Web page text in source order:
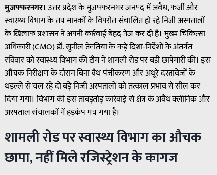
मुजफ्फरनगर।उत्तर प्रदेश के मुजफ्फरनगर जनपद में अवैध, फर्जी और
स्वास्थ्य विभाग के तय मानकों के विपरीत संचालित हो रहे निजी अस्पतालों
के खिलाफ प्रशासन ने अपनी कार्रवाई बेहद तेज कर दी है। मुख्य चिकित्सा
अधिकारी (CMO) डॉ. सुनील तेवतिया के कड़े दिशा-निर्देशों के अंतर्गत
रविवार को स्वास्थ्य विभाग की टीम ने शामली रोड पर बड़ी छापेमारी की। इस
औचक निरीक्षण के दौरान बिना वैध पंजीकरण और अधूरे दस्तावेजों के
धड़ल्ले से चल रहे दो बड़े निजी अस्पतालों को तत्काल प्रभाव से सील कर
दिया गया। विभाग की इस ताबड़तोड़ कार्रवाई से क्षेत्र के अवैध क्लीनिक और
अस्पताल संचालकों में हड़कंप मच गया है।
शामली रोड पर स्वास्थ्य विभाग का औचक
छापा, नहीं मिले रजिस्ट्रेशन के कागज